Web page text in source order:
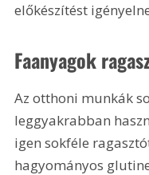
előkészítést
Faanyagok
Az otthoni munkák
leggyakrabban
igen sokféle
hagyományos